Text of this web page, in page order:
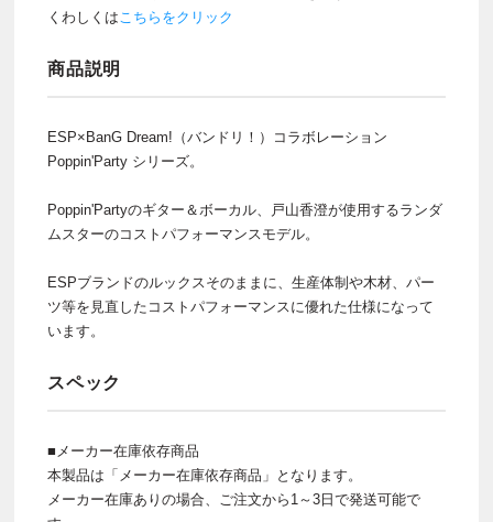
くわしくはこちらをクリック
商品説明
ESP×BanG Dream!（バンドリ！）コラボレーション
Poppin'Party シリーズ。
Poppin'Partyのギター＆ボーカル、戸山香澄が使用するランダ
ムスターのコストパフォーマンスモデル。
ESPブランドのルックスそのままに、生産体制や木材、パー
ツ等を見直したコストパフォーマンスに優れた仕様になって
います。
スペック
■メーカー在庫依存商品
本製品は「メーカー在庫依存商品」となります。
メーカー在庫ありの場合、ご注文から1～3日で発送可能で